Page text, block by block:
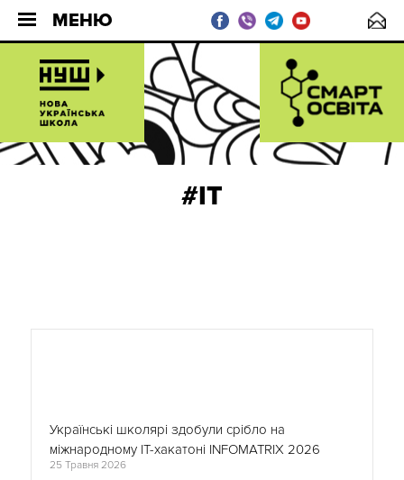
МЕНЮ
#IT
25 Травня 2026
Українські школярі здобули срібло на
міжнародному ІТ-хакатоні INFOMATRIX 2026